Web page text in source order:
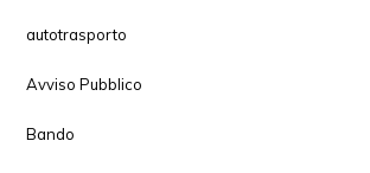
autotrasporto
Avviso Pubblico
Bando